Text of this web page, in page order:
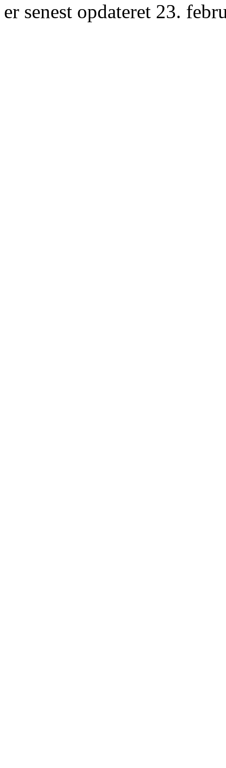
er senest opdateret 23.